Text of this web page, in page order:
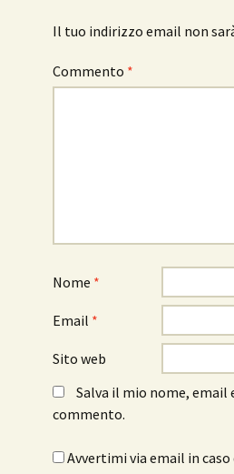
Il tuo indirizzo email non
Commento *
Nome *
Email *
Sito web
Salva il mio nome, email
commento.
Avvertimi via email in